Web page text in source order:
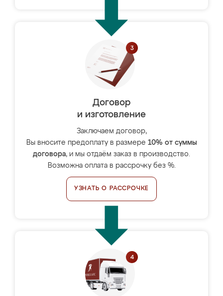
Договор
и изготовление
Заключаем договор,
Вы вносите предоплату в размере 10% от суммы
договора, и мы отдаём заказ в производство.
Возможна оплата в рассрочку без %.
УЗНАТЬ О РАССРОЧКЕ